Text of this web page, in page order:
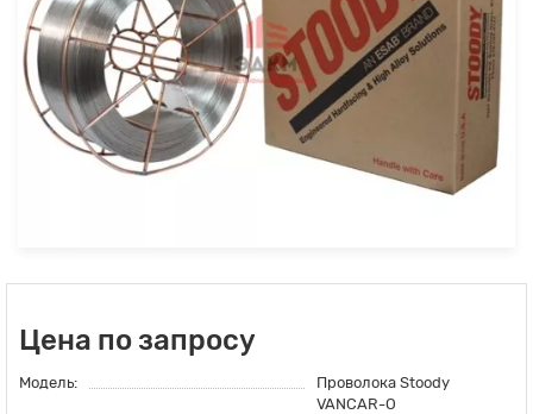
Цена по запросу
Модель:
Проволока Stoody
VANCAR-O